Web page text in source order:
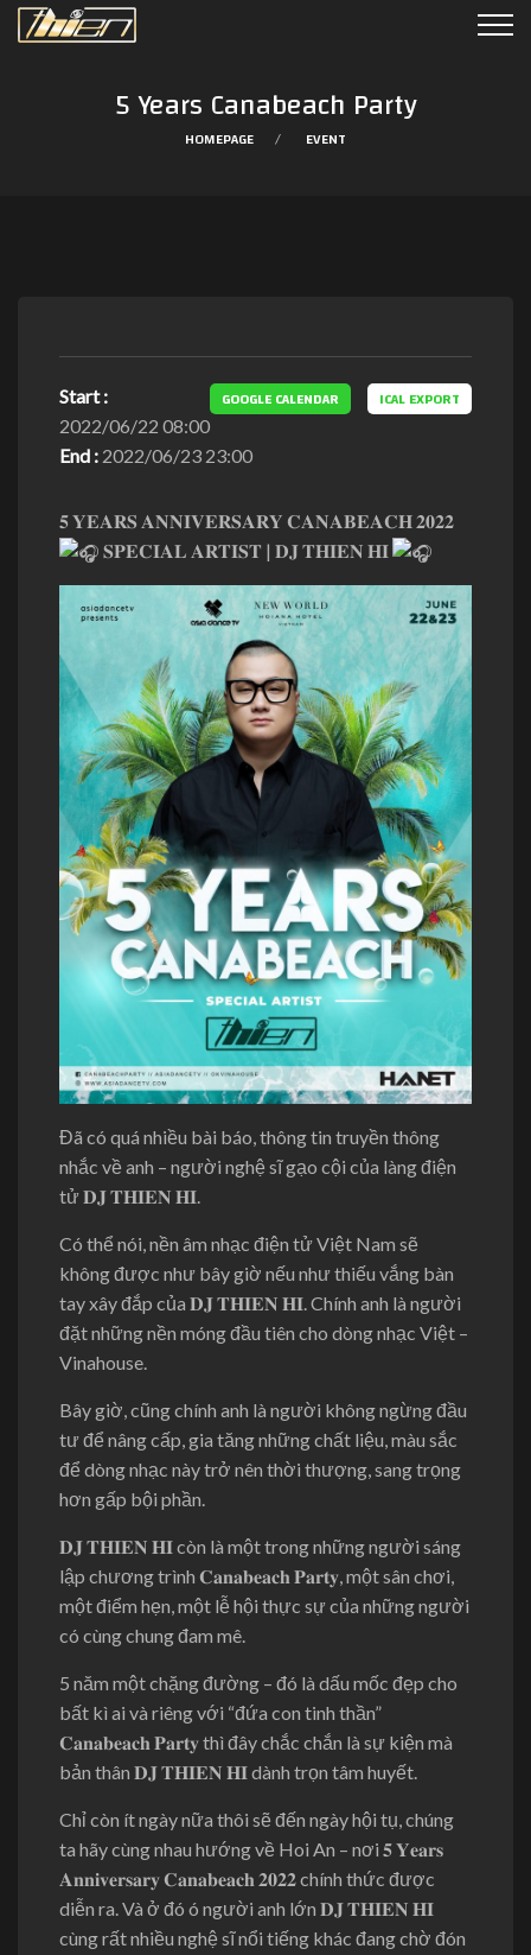
5 Years Canabeach Party
HOMEPAGE EVENT
GOOGLE CALENDAR ICAL EXPORT
Start :
2022/06/22 08:00
End : 2022/06/23 23:00
𝟓 𝐘𝐄𝐀𝐑𝐒 𝐀𝐍𝐍𝐈𝐕𝐄𝐑𝐒𝐀𝐑𝐘 𝐂𝐀𝐍𝐀𝐁𝐄𝐀𝐂𝐇 𝟐𝟎𝟐𝟐
𝐒𝐏𝐄𝐂𝐈𝐀𝐋 𝐀𝐑𝐓𝐈𝐒𝐓 | 𝐃𝐉 𝐓𝐇𝐈𝐄𝐍 𝐇𝐈
Đã có quá nhiều bài báo, thông tin truyền thông
nhắc về anh – người nghệ sĩ gạo cội của làng điện
tử 𝐃𝐉 𝐓𝐇𝐈𝐄𝐍 𝐇𝐈.
Có thể nói, nền âm nhạc điện tử Việt Nam sẽ
không được như bây giờ nếu như thiếu vắng bàn
tay xây đắp của 𝐃𝐉 𝐓𝐇𝐈𝐄𝐍 𝐇𝐈. Chính anh là người
đặt những nền móng đầu tiên cho dòng nhạc Việt –
Vinahouse.
Bây giờ, cũng chính anh là người không ngừng đầu
tư để nâng cấp, gia tăng những chất liệu, màu sắc
để dòng nhạc này trở nên thời thượng, sang trọng
hơn gấp bội phần.
𝐃𝐉 𝐓𝐇𝐈𝐄𝐍 𝐇𝐈 còn là một trong những người sáng
lập chương trình 𝐂𝐚𝐧𝐚𝐛𝐞𝐚𝐜𝐡 𝐏𝐚𝐫𝐭𝐲, một sân chơi,
một điểm hẹn, một lễ hội thực sự của những người
có cùng chung đam mê.
5 năm một chặng đường – đó là dấu mốc đẹp cho
bất kì ai và riêng với “đứa con tinh thần”
𝐂𝐚𝐧𝐚𝐛𝐞𝐚𝐜𝐡 𝐏𝐚𝐫𝐭𝐲 thì đây chắc chắn là sự kiện mà
bản thân 𝐃𝐉 𝐓𝐇𝐈𝐄𝐍 𝐇𝐈 dành trọn tâm huyết.
Chỉ còn ít ngày nữa thôi sẽ đến ngày hội tụ, chúng
ta hãy cùng nhau hướng về Hoi An – nơi 𝟓 𝐘𝐞𝐚𝐫𝐬
𝐀𝐧𝐧𝐢𝐯𝐞𝐫𝐬𝐚𝐫𝐲 𝐂𝐚𝐧𝐚𝐛𝐞𝐚𝐜𝐡 𝟐𝟎𝟐𝟐 chính thức được
diễn ra. Và ở đó ó người anh lớn 𝐃𝐉 𝐓𝐇𝐈𝐄𝐍 𝐇𝐈
cùng rất nhiều nghệ sĩ nổi tiếng khác đang chờ đón